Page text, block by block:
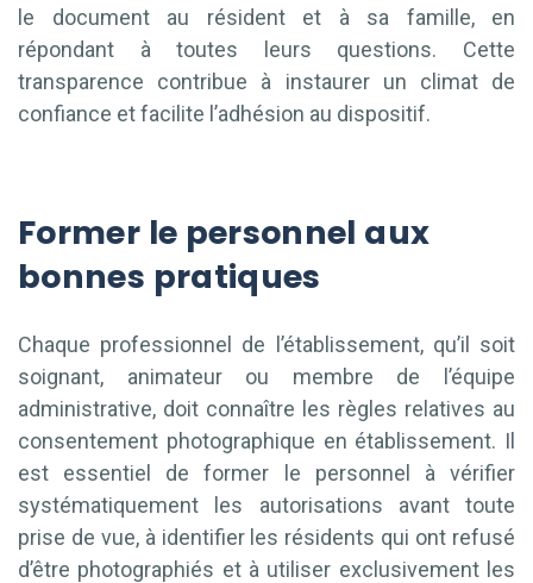
le document au résident et à sa famille, en
répondant à toutes leurs questions. Cette
transparence contribue à instaurer un climat de
confiance et facilite l’adhésion au dispositif.
Former le personnel aux
bonnes pratiques
Chaque professionnel de l’établissement, qu’il soit
soignant, animateur ou membre de l’équipe
administrative, doit connaître les règles relatives au
consentement photographique en établissement. Il
est essentiel de former le personnel à vérifier
systématiquement les autorisations avant toute
prise de vue, à identifier les résidents qui ont refusé
d’être photographiés et à utiliser exclusivement les